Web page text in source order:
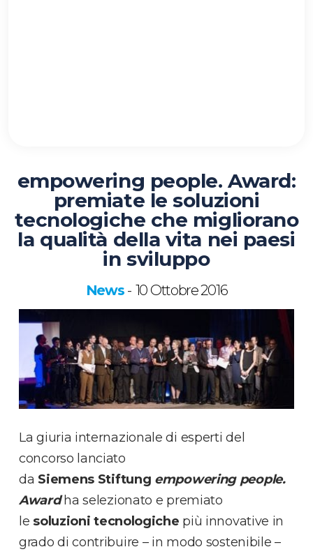
empowering people. Award:
premiate le soluzioni
tecnologiche che migliorano
la qualità della vita nei paesi
in sviluppo
News - 10 Ottobre 2016
La giuria internazionale di esperti del
concorso lanciato
da Siemens Stiftung empowering people.
Awardha selezionato e premiato
le soluzioni tecnologiche più innovative in
grado di contribuire – in modo sostenibile –